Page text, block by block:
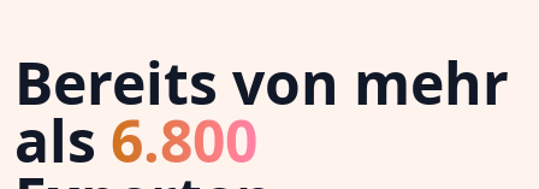
Bereits von mehr
als 6.800